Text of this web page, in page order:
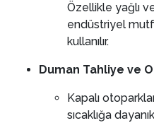
Özellikle yağlı
endüstriyel
kullanılır.
Duman Tahliye ve
Kapalı
sıcaklığa